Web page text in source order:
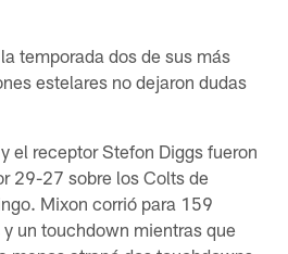
temporada dos de sus más
estelares no dejaron dudas
el receptor Stefon Diggs fueron
29-27 sobre los Colts de
Mixon corrió para 159
un touchdown mientras que